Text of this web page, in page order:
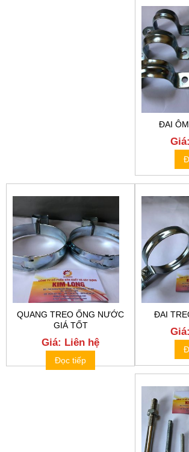
ĐAI
QUANG TREO ỐNG NƯỚC
GIÁ TỐT
Giá: Liên hệ
Đọc tiếp
ĐAI